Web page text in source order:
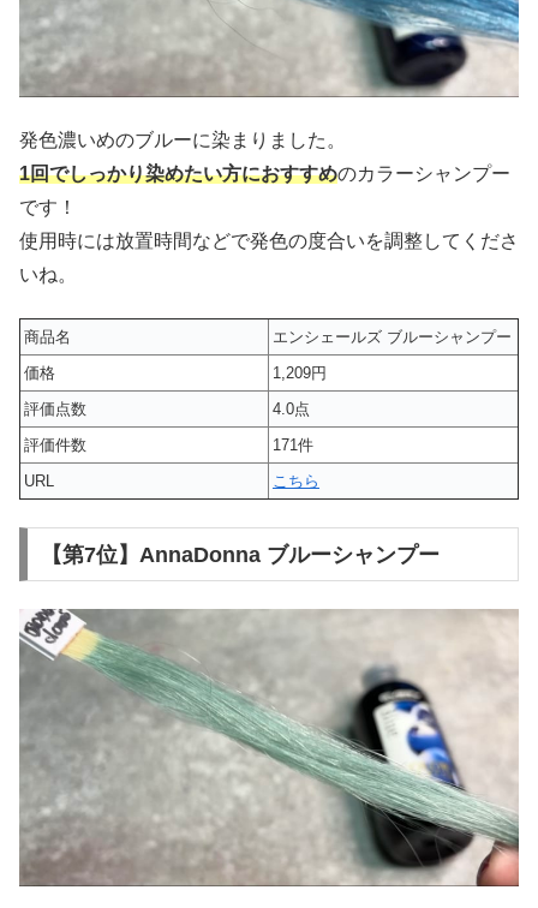
発色濃いめのブルーに染まりました。
1回でしっかり染めたい方におすすめのカラーシャンプー
です！
使用時には放置時間などで発色の度合いを調整してくださ
いね。
商品名
エンシェールズ ブルーシャンプー
価格
1,209円
評価点数
4.0点
評価件数
171件
URL
こちら
【第7位】AnnaDonna ブルーシャンプー